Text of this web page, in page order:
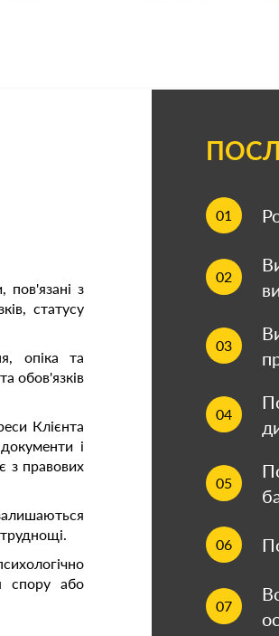
з
статусу
опіка та
обов'язків
Клієнта
і
з правових
спору або
01
02
03
04
05
06
07